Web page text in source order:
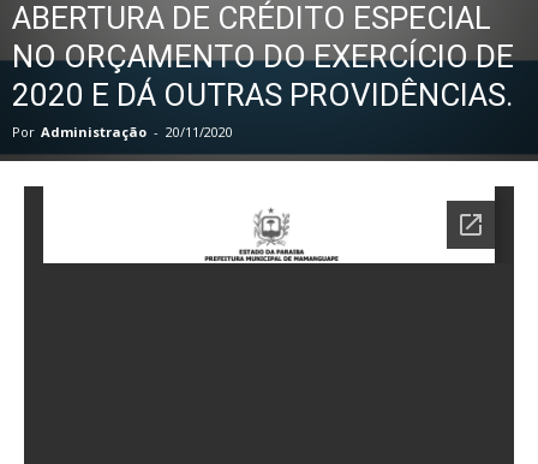
ABERTURA DE CRÉDITO ESPECIAL
NO ORÇAMENTO DO EXERCÍCIO DE
2020 E DÁ OUTRAS PROVIDÊNCIAS.
Por Administração - 20/11/2020